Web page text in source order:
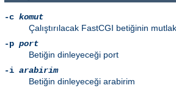
-c komut
Çalıştırılacak FastCGI betiğinin
-p port
Betiğin dinleyeceği port
-i arabirim
Betiğin dinleyeceği arabirim